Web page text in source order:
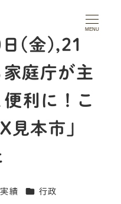
MENU
(金),21
庭庁が主
利に！こ
見本市」
績 カテゴリー
行政